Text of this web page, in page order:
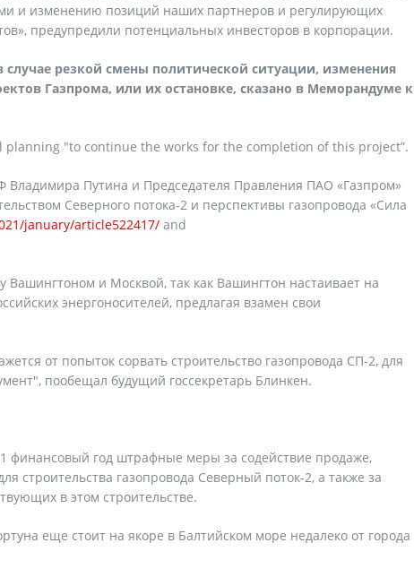
и изменению позиций наших партнеров и регулирующих
предупредили потенциальных инвесторов в корпорации.
резкой смены политической ситуации, изменения
Газпрома, или их остановке, сказано в Меморандуме к
"to continue the works for the completion of this project”.
Владимира Путина и Председателя Правления ПАО «Газпром»
Северного потока-2 и перспективы газопровода «Сила
january/article522417/ and
и Москвой, так как Вашингтон настаивает на
энергоносителей, предлагая взамен свои
от попыток сорвать строительство газопровода СП-2, для
пообещал будущий госсекретарь Блинкен.
год штрафные меры за содействие продаже,
строительства газопровода Северный поток-2, а также за
в этом строительстве.
еще стоит на якоре в Балтийском море недалеко от города